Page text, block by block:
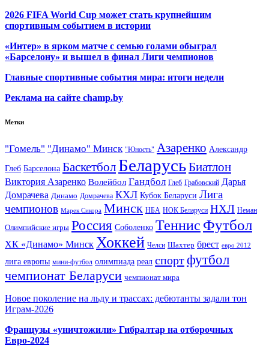
2026 FIFA World Cup может стать крупнейшим
спортивным событием в истории
«Интер» в ярком матче с семью голами обыграл
«Барселону» и вышел в финал Лиги чемпионов
Главные спортивные события мира: итоги недели
Реклама на сайте champ.by
Метки
"Гомель" "Динамо" Минск "Юность" Азаренко Александр
Глеб Барселона Баскетбол БеларусьБиатлон
Виктория Азаренко Волейбол Гандбол Глеб Грабовский Дарья
Домрачева Динамо Домрачева КХЛ Кубок Беларуси Лига
чемпионов Марек Сикора Минск НБА НОК Беларуси НХЛ Неман
Олимпийские игры Россия Соболенко Теннис Футбол
ХК «Динамо» Минск Хоккей Челси Шахтер брест евро 2012
лига европы мини-футбол олимпиада реал спортфутбол
чемпионат Беларуси чемпионат мира
Новое поколение на льду и трассах: дебютанты задали тон
Играм-2026
Французы «уничтожили» Гибралтар на отборочных
Евро-2024